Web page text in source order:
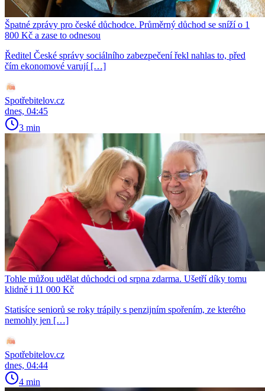
Špatné zprávy pro české důchodce. Průměrný důchod se sníží o 1
800 Kč a zase to odnesou
Ředitel České správy sociálního zabezpečení řekl nahlas to, před
čím ekonomové varují […]
Spotřebitelov.cz
dnes, 04:45
3 min
Tohle můžou udělat důchodci od srpna zdarma. Ušetří díky tomu
klidně i 11 000 Kč
Statisíce seniorů se roky trápily s penzijním spořením, ze kterého
nemohly jen […]
Spotřebitelov.cz
dnes, 04:44
4 min